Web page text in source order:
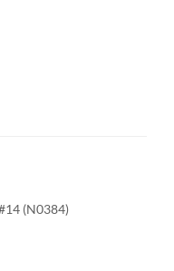
(N0384)